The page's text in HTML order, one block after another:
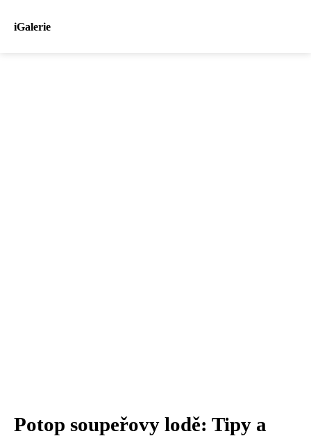
iGalerie
Potop soupeřovy lodě: Tipy a